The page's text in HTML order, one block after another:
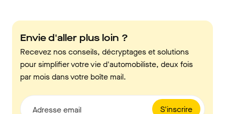
Envie d'aller plus loin ?
Recevez nos conseils, décryptages et solutions
pour simplifier votre vie d'automobiliste, deux fois
par mois dans votre boîte mail.
S'inscrire
Adresse email